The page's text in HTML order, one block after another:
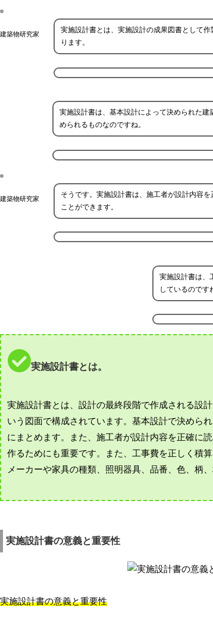
建築物研究家
実施設計書とは、実施設計の成果図書として
ります。
実施設計書は、基本設計によって決められた
められるものなのですね。
建築物研究家
そうです。実施設計書は、施工者が設計内容
ことができます。
実施設計書は、
しているのです
実施設計書とは。
実施設計書とは、設計の最終段階で作成される設
いう図面で構成されています。基本設計で決めら
にまとめます。また、施工者が設計内容を正確に
作るためにも重要です。また、工事費を正しく積
メーカーや家具の種類、照明器具、品番、色、柄
実施設計書の意義と重要性
実施設計書の意義と重要性